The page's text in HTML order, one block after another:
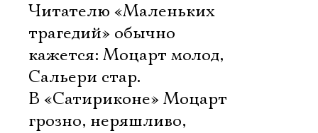
Читателю «Маленьких
трагедий» обычно
кажется: Моцарт молод,
Сальери стар.
В «Сатириконе» Моцарт
грозно, неряшливо,